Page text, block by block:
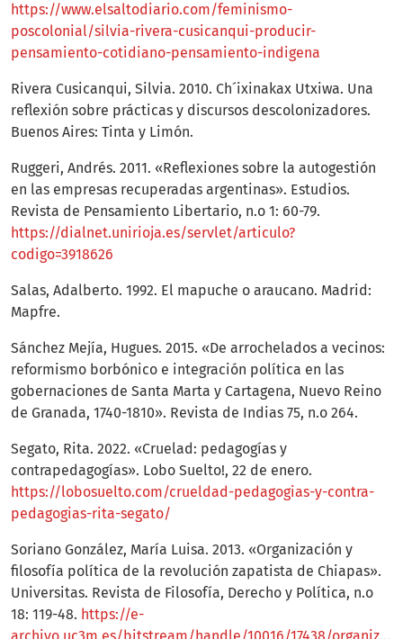
https://www.elsaltodiario.com/feminismo-
poscolonial/silvia-rivera-cusicanqui-producir-
pensamiento-cotidiano-pensamiento-indigena
Rivera Cusicanqui, Silvia. 2010. Ch´ixinakax Utxiwa. Una
reflexión sobre prácticas y discursos descolonizadores.
Buenos Aires: Tinta y Limón.
Ruggeri, Andrés. 2011. «Reflexiones sobre la autogestión
en las empresas recuperadas argentinas». Estudios.
Revista de Pensamiento Libertario, n.o 1: 60-79.
https://dialnet.unirioja.es/servlet/articulo?
codigo=3918626
Salas, Adalberto. 1992. El mapuche o araucano. Madrid:
Mapfre.
Sánchez Mejía, Hugues. 2015. «De arrochelados a vecinos:
reformismo borbónico e integración política en las
gobernaciones de Santa Marta y Cartagena, Nuevo Reino
de Granada, 1740-1810». Revista de Indias 75, n.o 264.
Segato, Rita. 2022. «Cruelad: pedagogías y
contrapedagogías». Lobo Suelto!, 22 de enero.
https://lobosuelto.com/crueldad-pedagogias-y-contra-
pedagogias-rita-segato/
Soriano González, María Luisa. 2013. «Organización y
filosofía política de la revolución zapatista de Chiapas».
Universitas. Revista de Filosofía, Derecho y Política, n.o
18: 119-48. https://e-